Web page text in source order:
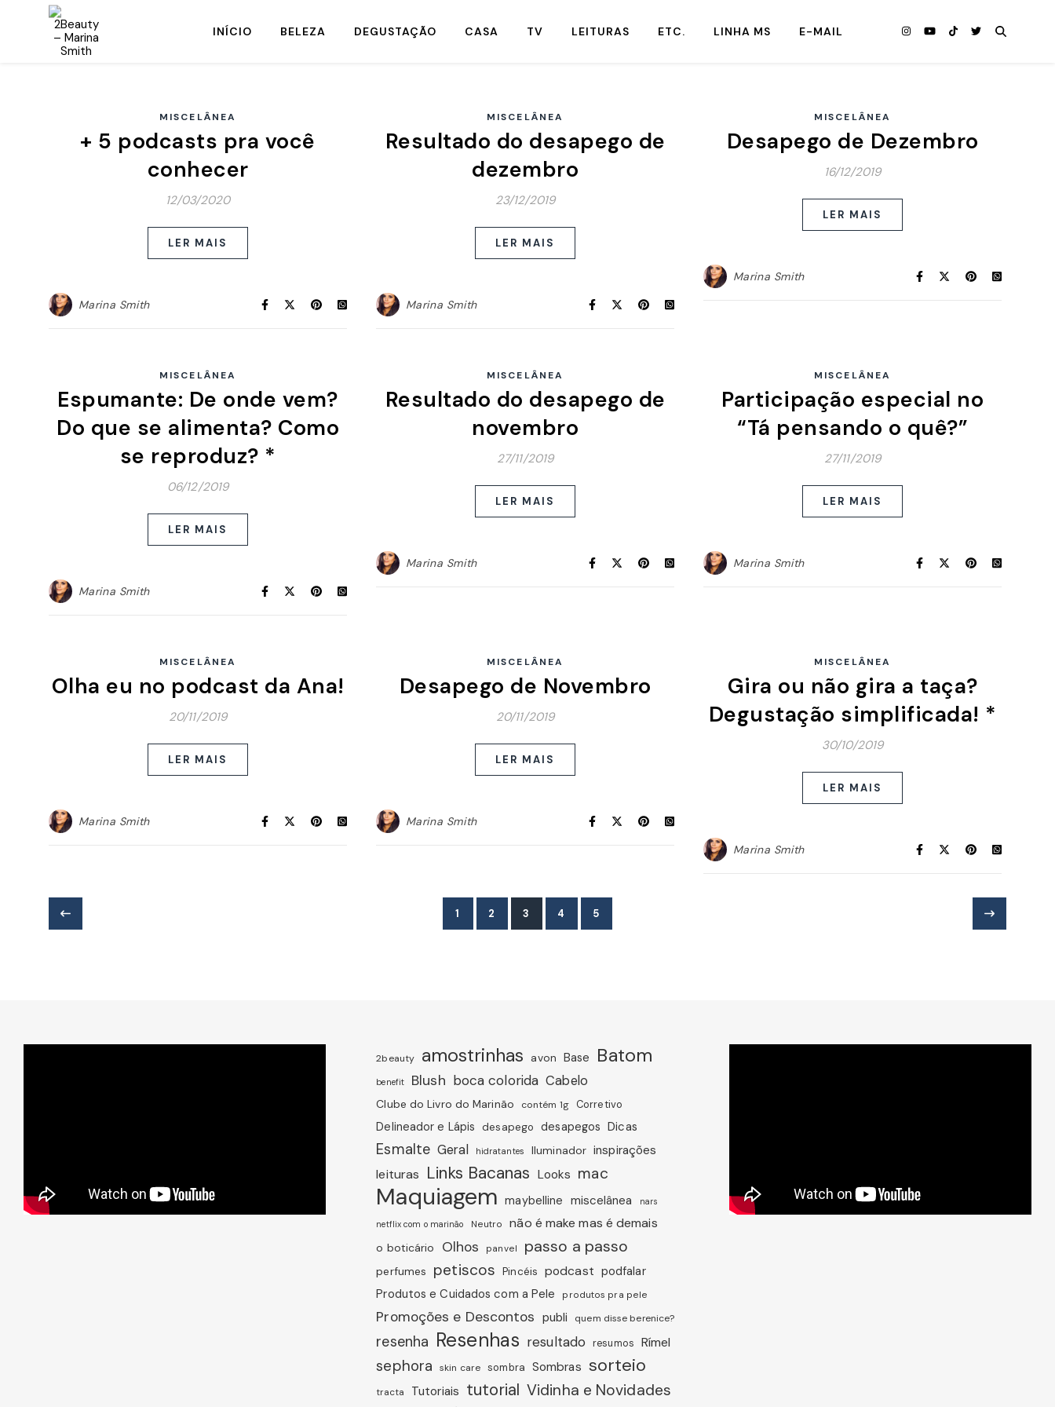
INÍCIO BELEZA DEGUSTAÇÃO CASA TV LEITURAS ETC. LINHA MS E-MAIL
MISCELÂNEA
+ 5 podcasts pra você
conhecer
12/03/2020
LER MAIS
Marina Smith
MISCELÂNEA
Resultado do desapego de
dezembro
23/12/2019
LER MAIS
Marina Smith
MISCELÂNEA
Desapego de Dezembro
16/12/2019
LER MAIS
Marina Smith
MISCELÂNEA
Espumante: De onde vem?
Do que se alimenta? Como
se reproduz? *
06/12/2019
LER MAIS
Marina Smith
MISCELÂNEA
Resultado do desapego de
novembro
27/11/2019
LER MAIS
Marina Smith
MISCELÂNEA
Participação especial no
“Tá pensando o quê?”
27/11/2019
LER MAIS
Marina Smith
MISCELÂNEA
Olha eu no podcast da Ana!
20/11/2019
LER MAIS
Marina Smith
MISCELÂNEA
Desapego de Novembro
20/11/2019
LER MAIS
Marina Smith
MISCELÂNEA
Gira ou não gira a taça?
Degustação simplificada! *
30/10/2019
LER MAIS
Marina Smith
1 2 3 4 5
2beauty amostrinhas avon Base Batom
benefit Blush boca colorida Cabelo
Clube do Livro do Marinão contém 1g Corretivo
Delineador e Lápis desapego desapegos Dicas
Esmalte Geral hidratantes Iluminador inspirações
leituras Links Bacanas Looks mac
Maquiagem maybelline miscelânea nars
netflix com o marinão Neutro não é make mas é demais
o boticário Olhos panvel passo a passo
perfumes petiscos Pincéis podcast podfalar
Produtos e Cuidados com a Pele
produtos pra pele
Promoções e Descontos publi quem disse berenice?
resenha Resenhas resultado resumos Rímel
sephora skin care sombra Sombras sorteio
tracta Tutoriais tutorial Vidinha e Novidades